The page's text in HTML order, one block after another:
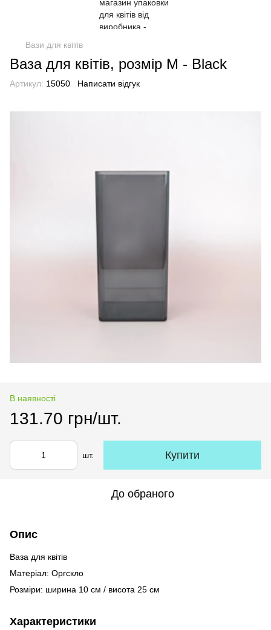
Вази для квітів
Ваза для квітів, розмір М - Black
Артикул: 15050 Написати відгук
В наявності
131.70 грн/шт.
шт. Купити
До обраного
Опис
Ваза для квітів
Матеріал: Оргскло
Розміри: ширина 10 см / висота 25 см
Характеристики